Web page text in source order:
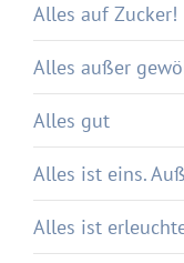
Alles auf Zucker!
Alles außer
Alles gut
Alles ist eins.
Alles ist